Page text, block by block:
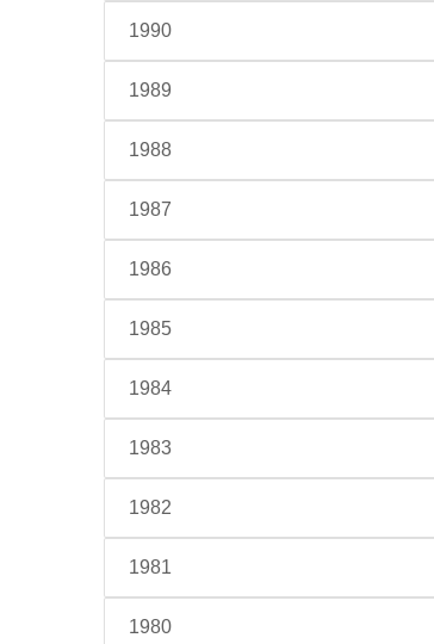
1990
1989
1988
1987
1986
1985
1984
1983
1982
1981
1980